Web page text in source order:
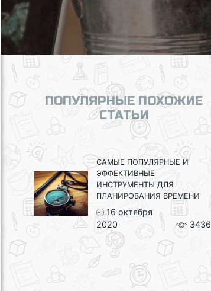
ПОПУЛЯРНЫЕ ПОХОЖИЕ
СТАТЬИ
САМЫЕ ПОПУЛЯРНЫЕ И
ЭФФЕКТИВНЫЕ
ИНСТРУМЕНТЫ ДЛЯ
ПЛАНИРОВАНИЯ ВРЕМЕНИ
16 октября
2020
3436